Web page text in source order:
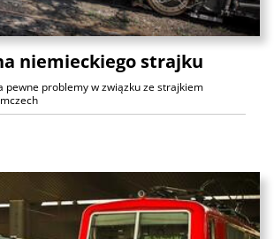
niemieckiego strajku
pewne problemy w związku ze strajkiem